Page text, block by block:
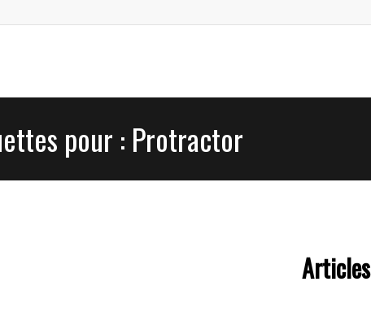
pour : Protractor
Articles